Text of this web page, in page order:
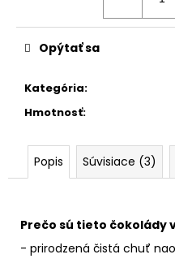
Kategória:
Hmotnosť:
Opýtať sa
Popis Súvisiace (3)
Prečo sú tieto čokolády
- prirodzená čistá chuť